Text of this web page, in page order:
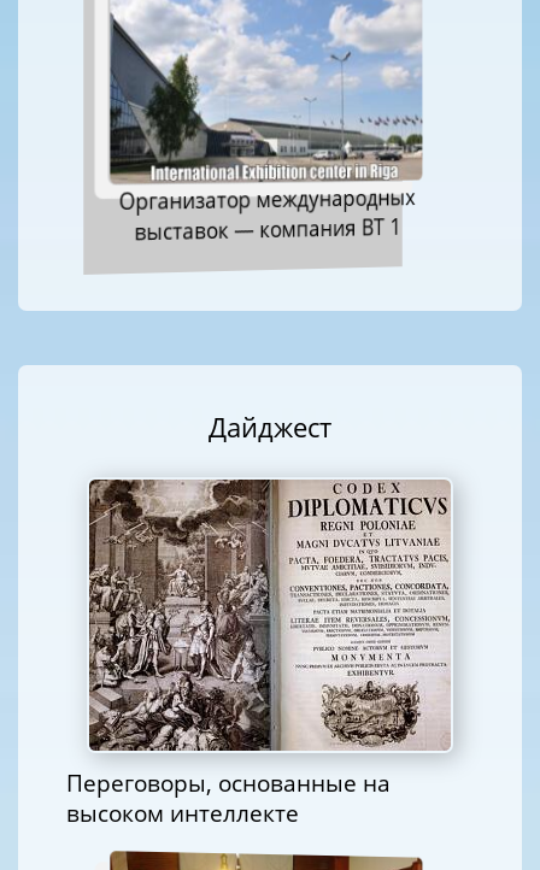
Организатор международных
выставок — компания ВТ 1
Дайджест
Переговоры, основанные на
высоком интеллекте